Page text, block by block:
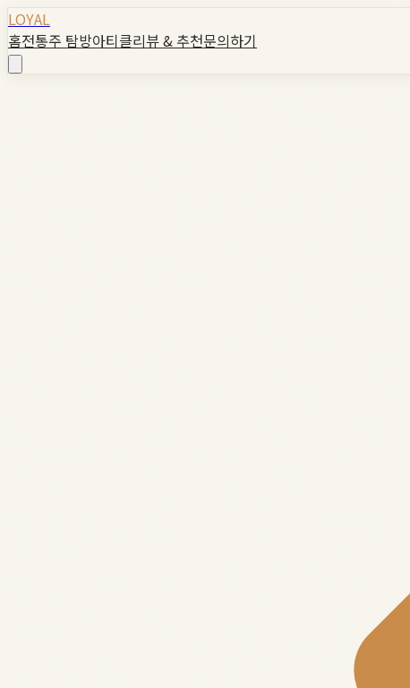
LOYAL
홈전통주 탐방아티클리뷰 & 추천문의하기